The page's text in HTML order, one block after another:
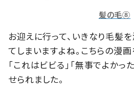
髪の毛⑧
お迎えに行って、いきなり毛髪
てしまいますよね。こちらの漫
「これはビビる」「無事でよかっ
せられました。